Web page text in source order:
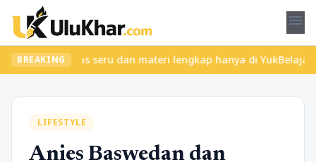
menu
BREAKING
kelas seru dan materi lengkap hanya di YukBelajar.com.
LIFESTYLE
Anies Baswedan dan